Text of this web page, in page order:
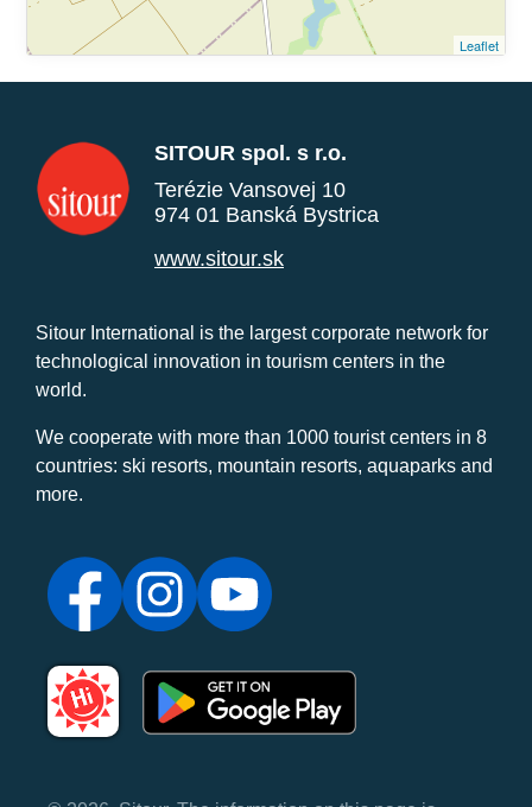
Leaflet
SITOUR spol. s r.o.
Terézie Vansovej 10
974 01 Banská Bystrica
www.sitour.sk
Sitour International is the largest corporate network for
technological innovation in tourism centers in the
world.
We cooperate with more than 1000 tourist centers in 8
countries: ski resorts, mountain resorts, aquaparks and
more.